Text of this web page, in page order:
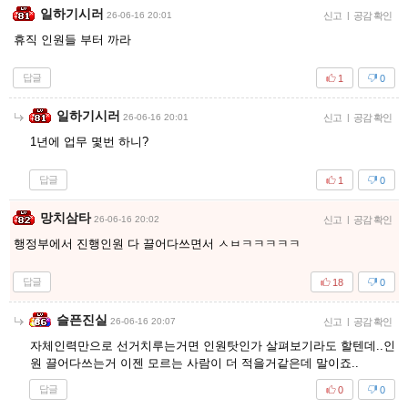
일하기시러 26-06-16 20:01 신고 | 공감 확인
휴직 인원들 부터 까라
답글 0
1
일하기시러 26-06-16 20:01 신고 | 공감 확인
1년에 업무 몇번 하니?
답글 0
1
망치삼타 26-06-16 20:02 신고 | 공감 확인
행정부에서 진행인원 다 끌어다쓰면서 ㅅㅂㅋㅋㅋㅋㅋ
답글 0
18
슬픈진실 26-06-16 20:07 신고 | 공감 확인
자체인력만으로 선거치루는거면 인원탓인가 살펴보기라도 할텐데..인
원 끌어다쓰는거 이젠 모르는 사람이 더 적을거같은데 말이죠..
답글 0
0